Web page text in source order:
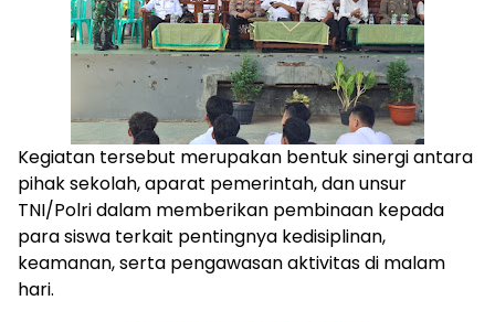
Kegiatan tersebut merupakan bentuk sinergi antara
pihak sekolah, aparat pemerintah, dan unsur
TNI/Polri dalam memberikan pembinaan kepada
para siswa terkait pentingnya kedisiplinan,
keamanan, serta pengawasan aktivitas di malam
hari.